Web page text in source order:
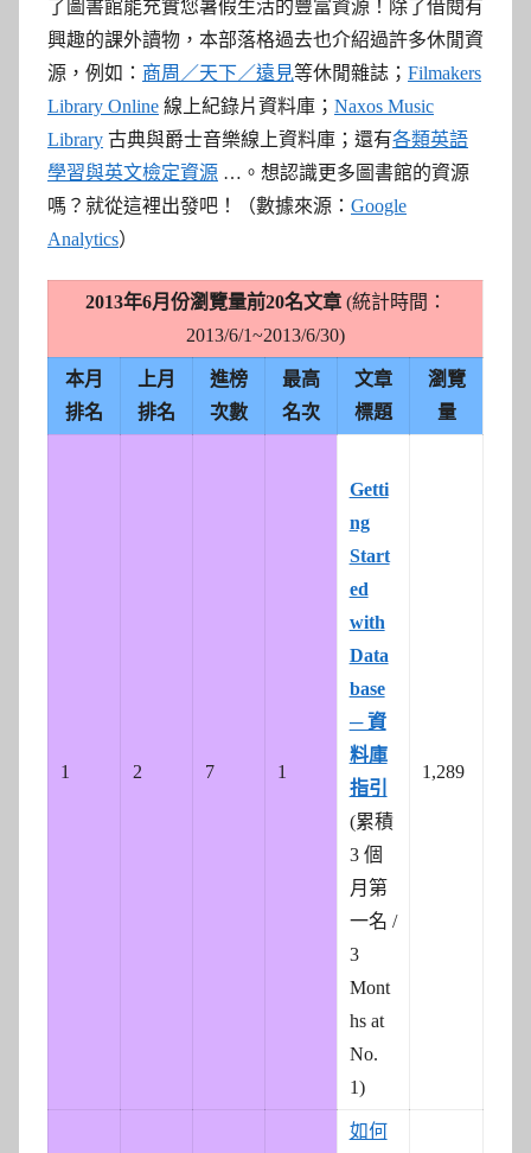
了圖書館能充實您暑假生活的豐富資源！除了借閱有
興趣的課外讀物，本部落格過去也介紹過許多休閒資
源，例如： 商周／天下／遠見等休閒雜誌； Filmakers
Library Online 線上紀錄片資料庫； Naxos Music
Library 古典與爵士音樂線上資料庫；還有各類英語
學習與英文檢定資源 …。 想認識更多圖書館的資源
嗎？就從這裡出發吧！（數據來源： Google
Analytics）
2013年6月份瀏覽量前20名文章(統計時間：
2013/6/1~2013/6/30)
本月
排名
上月
排名
進榜
次數
最高
名次
文章
標題
瀏覽
量
1 2 7 1
Getti
ng
Start
ed
with
Data
base
─ 資
料庫
指引
(累積
3 個
月第
一名 /
3
Mont
hs at
No.
1)
1,289
如何